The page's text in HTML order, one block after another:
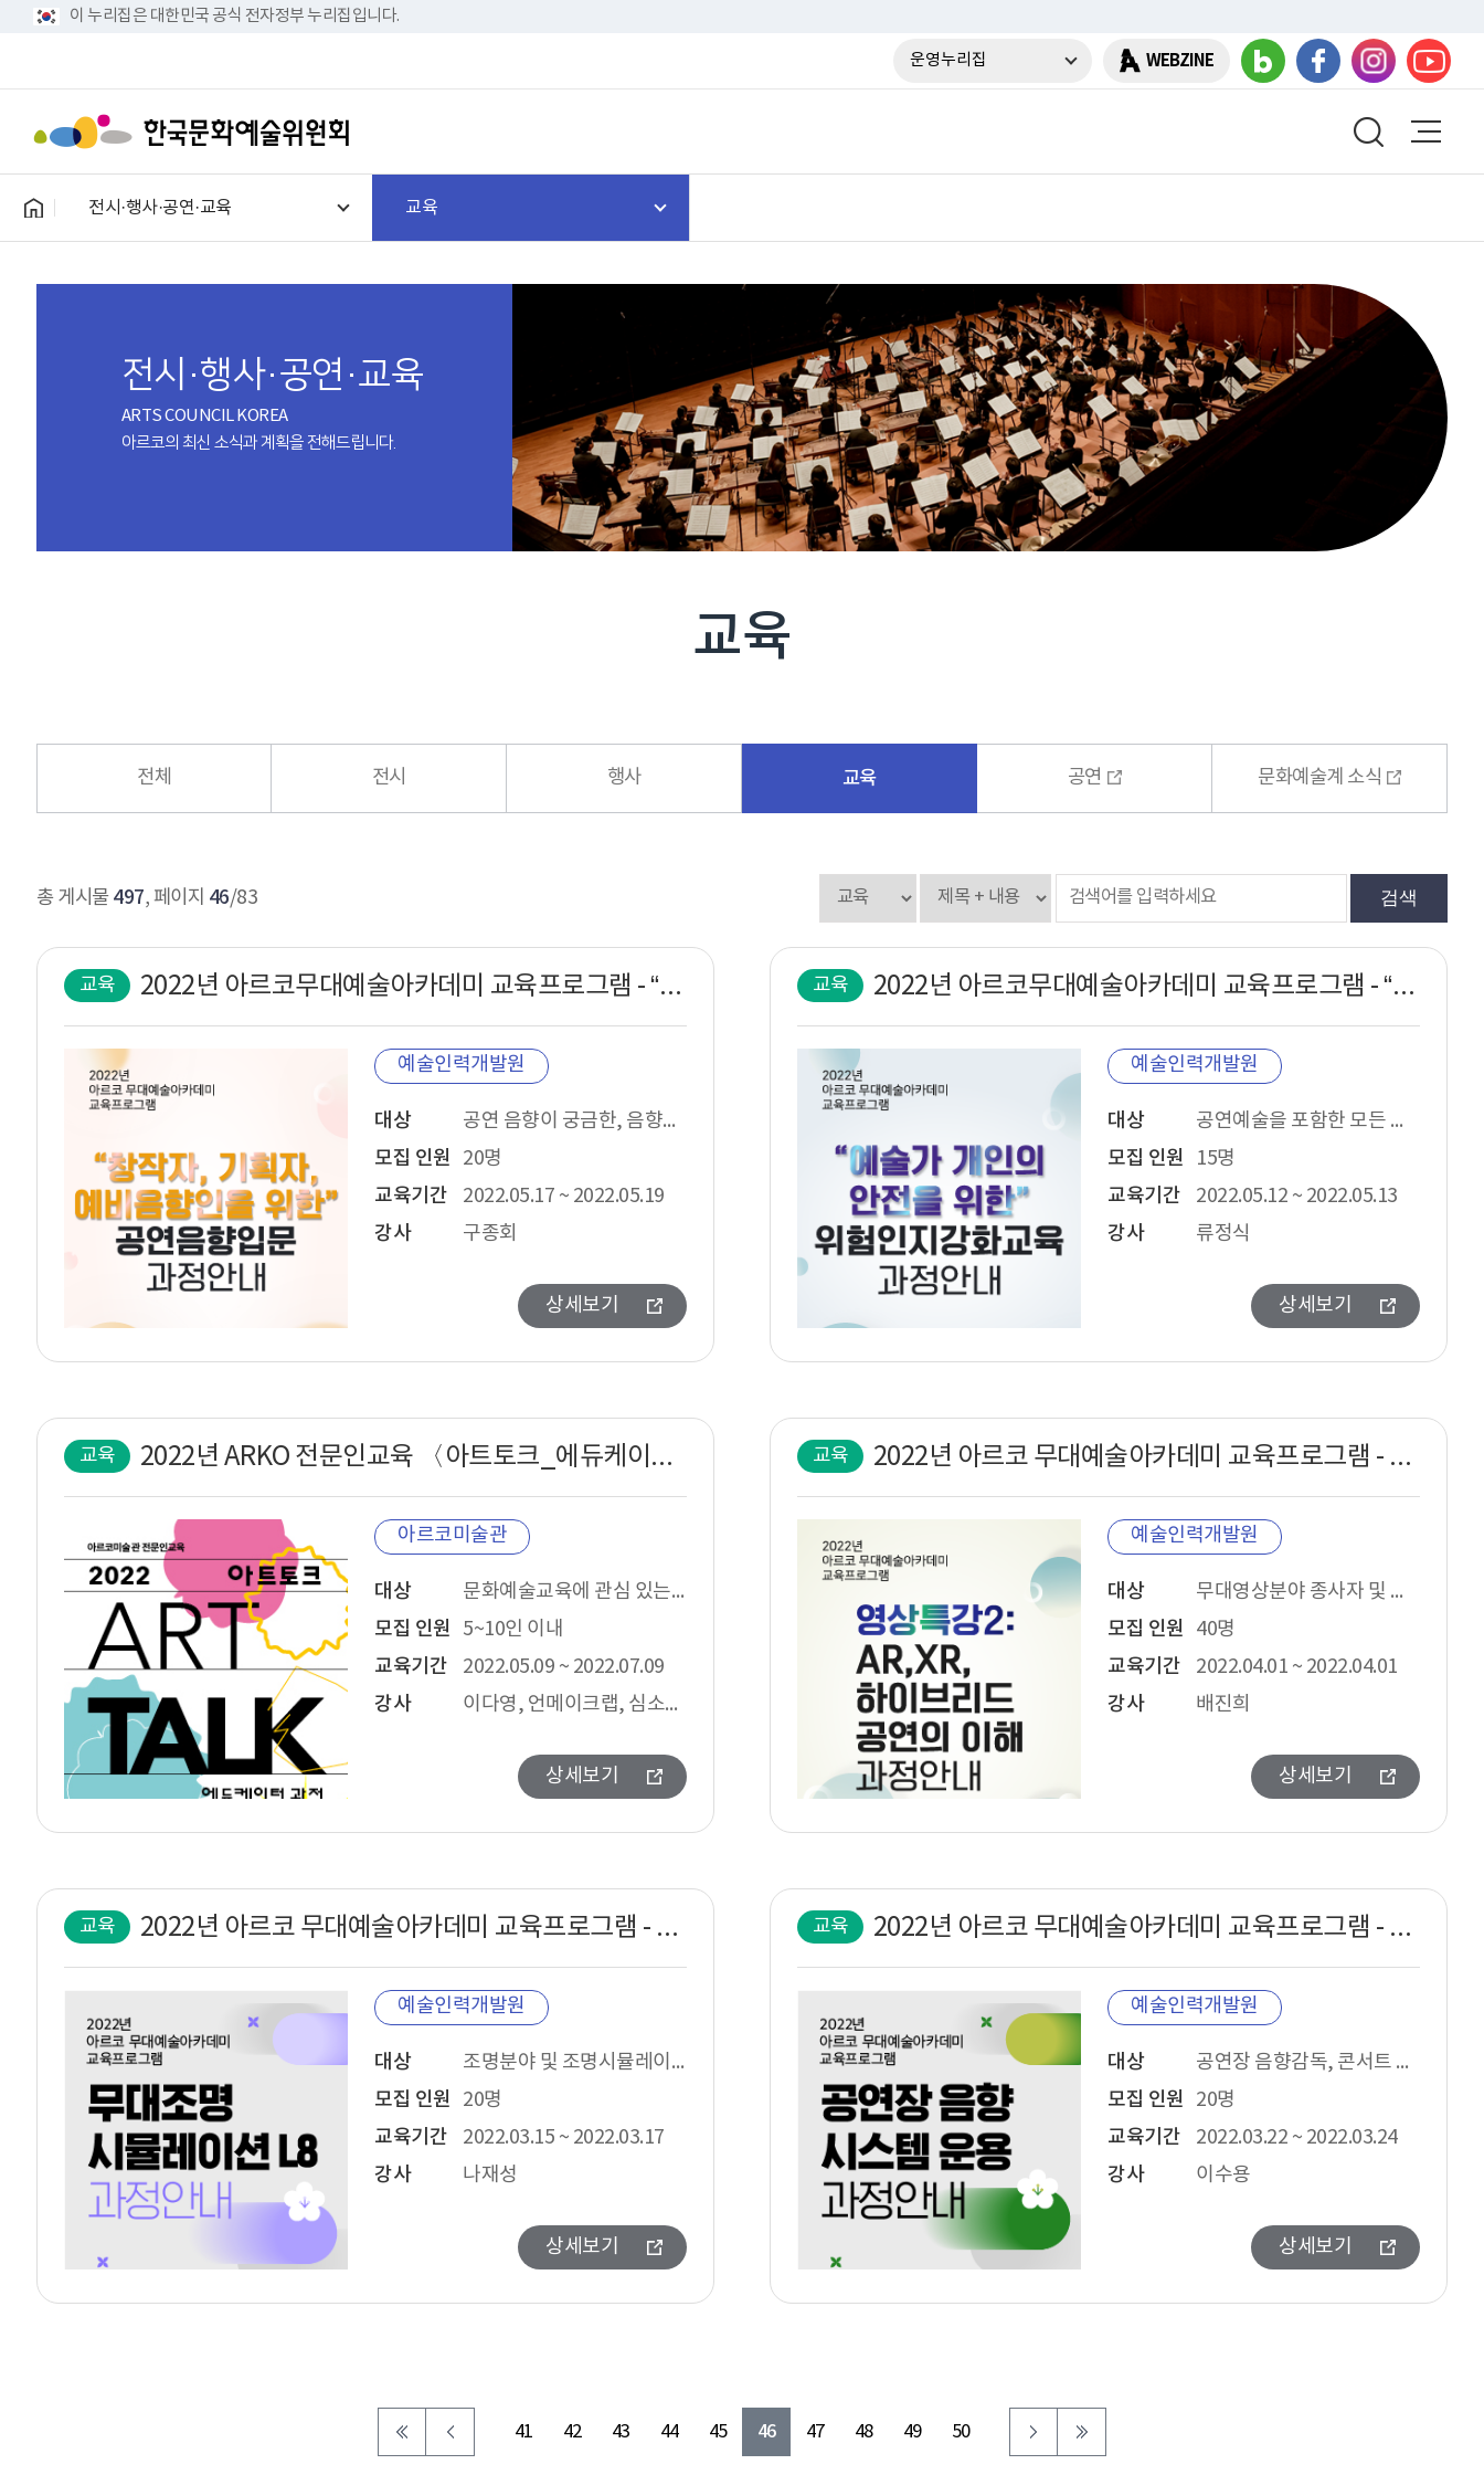
이 누리집은 대한민국 공식 전자정부 누리집입니다.
운영누리집 WEBZINE
전시·행사·공연·교육 교육
전시·행사·공연·교육
ARTS COUNCIL KOREA
아르코의 최신 소식과 계획을 전해드립니다.
교육
전체 전시 행사 교육 공연 문화예술계 소식
총 게시물 497, 페이지 46/83 검색
교육 2022년 아르코무대예술아카데미 교육프로그램 - “창작자, 기획자, 예비음향인을 위한” 공연음향입문 과정안내
예술인력개발원
대상
공연 음향이 궁금한, 음향을 알아야하는 모든 공연예술분야 종사자 (예술가, 기획자) 및 예비음향인
모집 인원
20명
교육기간
2022.05.17 ~ 2022.05.19
강사
구종회
상세보기
교육 2022년 아르코무대예술아카데미 교육프로그램 - “예술가 개인의 안전을 위한” 위험인지강화교육 과정안내
예술인력개발원
대상
공연예술을 포함한 모든 예술 분야의 종사자 (창작자,예술가를 위한 과정입니다.)
모집 인원
15명
교육기간
2022.05.12 ~ 2022.05.13
강사
류정식
상세보기
교육 2022년 ARKO 전문인교육 〈아트토크_에듀케이터 과정〉
아르코미술관
대상
문화예술교육에 관심 있는 분이나 관련 종사자(현장경험 3년 이하)
모집 인원
5~10인 이내
교육기간
2022.05.09 ~ 2022.07.09
강사
이다영, 언메이크랩, 심소미, 강민형
상세보기
교육 2022년 아르코 무대예술아카데미 교육프로그램 - 영상특강2-AR,XR,하이브리드 공연의 이해 과정안내
예술인력개발원
대상
무대영상분야 종사자 및 현장 무대예술인
모집 인원
40명
교육기간
2022.04.01 ~ 2022.04.01
강사
배진희
상세보기
교육 2022년 아르코 무대예술아카데미 교육프로그램 - 무대조명시뮬레이션-L8 과정안내
예술인력개발원
대상
조명분야 및 조명시뮬레이션 학습을 희망하는 무대예술분야 종사자
모집 인원
20명
교육기간
2022.03.15 ~ 2022.03.17
강사
나재성
상세보기
교육 2022년 아르코 무대예술아카데미 교육프로그램 - 공연장 음향시스템 운용
예술인력개발원
대상
공연장 음향감독, 콘서트 시스템 디자이너, 공연음향 믹싱 엔지니어
모집 인원
20명
교육기간
2022.03.22 ~ 2022.03.24
강사
이수용
상세보기
41 42 43 44 45 46 47 48 49 50